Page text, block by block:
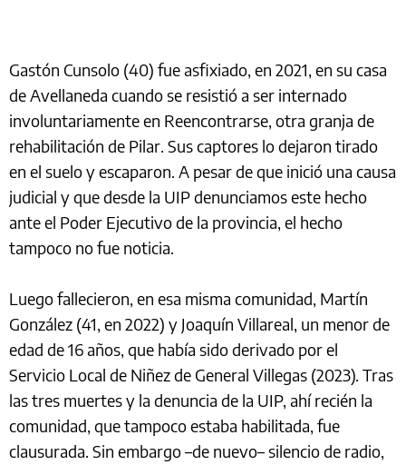
Gastón Cunsolo (40) fue asfixiado, en 2021, en su casa
de Avellaneda cuando se resistió a ser internado
involuntariamente en Reencontrarse, otra granja de
rehabilitación de Pilar. Sus captores lo dejaron tirado
en el suelo y escaparon. A pesar de que inició una causa
judicial y que desde la UIP denunciamos este hecho
ante el Poder Ejecutivo de la provincia, el hecho
tampoco no fue noticia.
Luego fallecieron, en esa misma comunidad, Martín
González (41, en 2022) y Joaquín Villareal, un menor de
edad de 16 años, que había sido derivado por el
Servicio Local de Niñez de General Villegas (2023). Tras
las tres muertes y la denuncia de la UIP, ahí recién la
comunidad, que tampoco estaba habilitada, fue
clausurada. Sin embargo –de nuevo– silencio de radio,